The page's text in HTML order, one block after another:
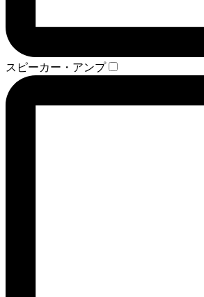
スピーカー・アンプ